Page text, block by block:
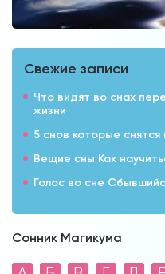
Свежие записи
Что видят во снах
жизни
5 снов которые
Вещие сны Как
Голос во сне
Сонник Магикума